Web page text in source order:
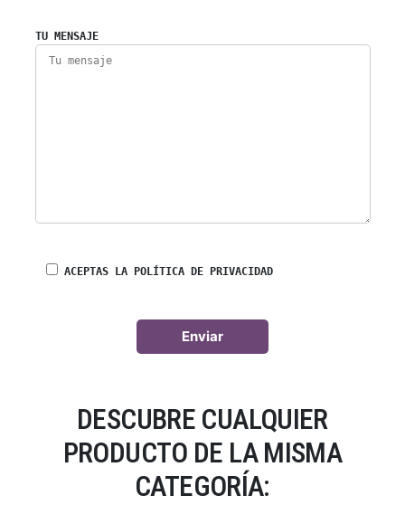
TU MENSAJE
ACEPTAS LA POLÍTICA DE PRIVACIDAD
DESCUBRE CUALQUIER
PRODUCTO DE LA MISMA
CATEGORÍA: